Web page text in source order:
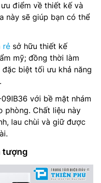
điểm về thiết kế và
này sẽ giúp bạn có thể
rẻ sở hữu thiết kế
mỹ; đồng thời làm
biệt tối ưu khả năng
với bề mặt nhám
phòng. Chất liệu này
lau chùi và giữ được
tượng